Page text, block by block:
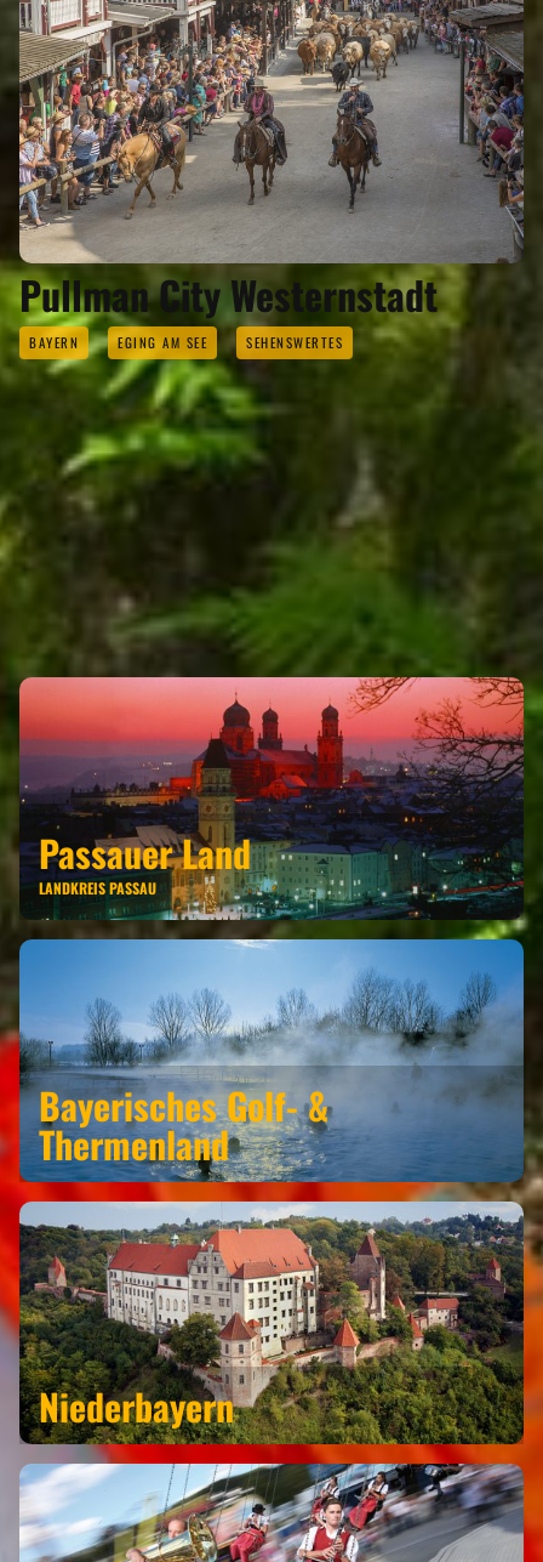
Pullman City Westernstadt
BAYERN EGING AM SEE SEHENSWERTES
EGING AM SEE GEHÖRT ZU DEN
REGIONEN
Passauer Land
LANDKREIS PASSAU
Bayerisches Golf- &
Thermenland
Niederbayern